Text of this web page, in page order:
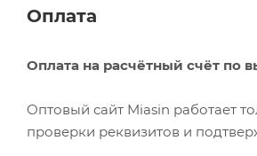
Оплата
Оплата на расчётный счёт по
Оптовый сайт Miasin работает
проверки реквизитов и